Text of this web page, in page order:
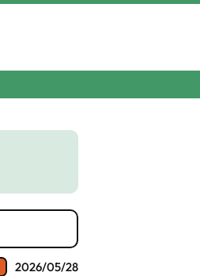
2026/05/28